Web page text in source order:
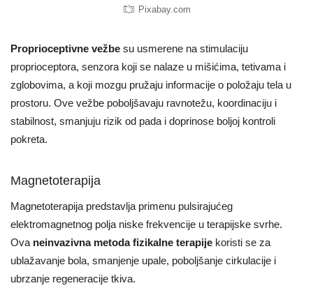
Pixabay.com
Proprioceptivne vežbe su usmerene na stimulaciju
proprioceptora, senzora koji se nalaze u mišićima, tetivama i
zglobovima, a koji mozgu pružaju informacije o položaju tela u
prostoru. Ove vežbe poboljšavaju ravnotežu, koordinaciju i
stabilnost, smanjuju rizik od pada i doprinose boljoj kontroli
pokreta.
Magnetoterapija
Magnetoterapija predstavlja primenu pulsirajućeg
elektromagnetnog polja niske frekvencije u terapijske svrhe.
Ova neinvazivna metoda fizikalne terapije koristi se za
ublažavanje bola, smanjenje upale, poboljšanje cirkulacije i
ubrzanje regeneracije tkiva.